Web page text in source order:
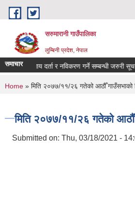
Skip to main content
सरुमारानी गाउँपालिका
लुम्बिनी प्रदेश, नेपाल
समाचारव्यावसाय दर्ता र नविकरण गर्ने सम्बन्धी जरुरी
You are here
Home » मिति २०७७/११/२६ गतेको आठौँ गाउँसभाको
मिति २०७७/११/२६ गतेको आठौँ
Submitted on: Thu, 03/18/2021 -